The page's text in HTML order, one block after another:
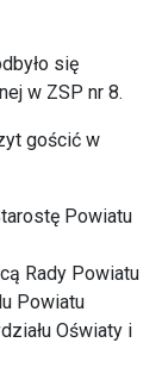
się
w ZSP nr 8.
gościć w
Powiatu
Rady Powiatu
Powiatu
Oświaty i